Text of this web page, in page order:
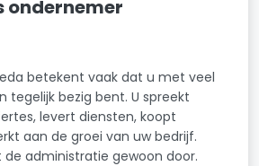
ondernemer
betekent vaak dat u met veel
tegelijk bezig bent. U spreekt
levert diensten, koopt
aan de groei van uw bedrijf.
administratie gewoon door.